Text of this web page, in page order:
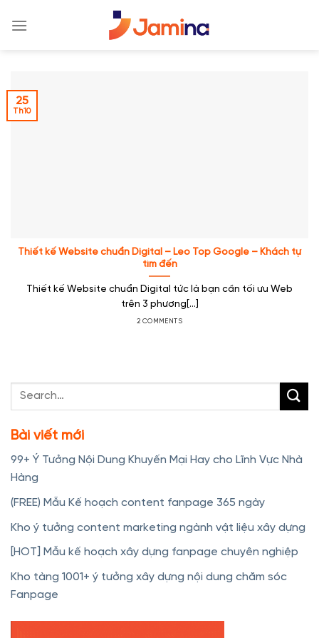
Thiết kế Website chuẩn Digital – Leo Top Google – Khách tự
tìm đến
Thiết kế Website chuẩn Digital tức là bạn cần tối ưu Web
trên 3 phương[...]
2 COMMENTS
25
Th10
Bài viết mới
99+ Ý Tưởng Nội Dung Khuyến Mại Hay cho Lĩnh Vực Nhà
Hàng
(FREE) Mẫu Kế hoạch content fanpage 365 ngày
Kho ý tưởng content marketing ngành vật liệu xây dựng
[HOT] Mẫu kế hoạch xây dựng fanpage chuyên nghiệp
Kho tàng 1001+ ý tưởng xây dựng nội dung chăm sóc
Fanpage